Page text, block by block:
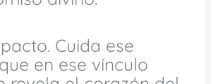
Cuida ese
en ese vínculo